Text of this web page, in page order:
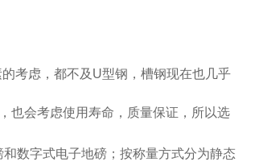
考虑，都不及 U型钢，槽钢现在也几乎
也会考虑使用寿命，质量保证，所以选
数字式电子地磅；按称量方式分为静态